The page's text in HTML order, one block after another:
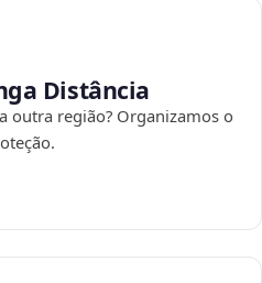
Distância
outra região? Organizamos o